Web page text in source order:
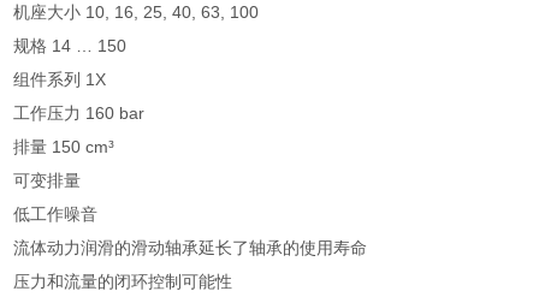
机座大小 10, 16, 25, 40, 63, 100
规格 14 … 150
组件系列 1X
工作压力 160 bar
排量 150 cm³
可变排量
低工作噪音
流体动力润滑的滑动轴承延长了轴承的使用寿命
压力和流量的闭环控制可能性